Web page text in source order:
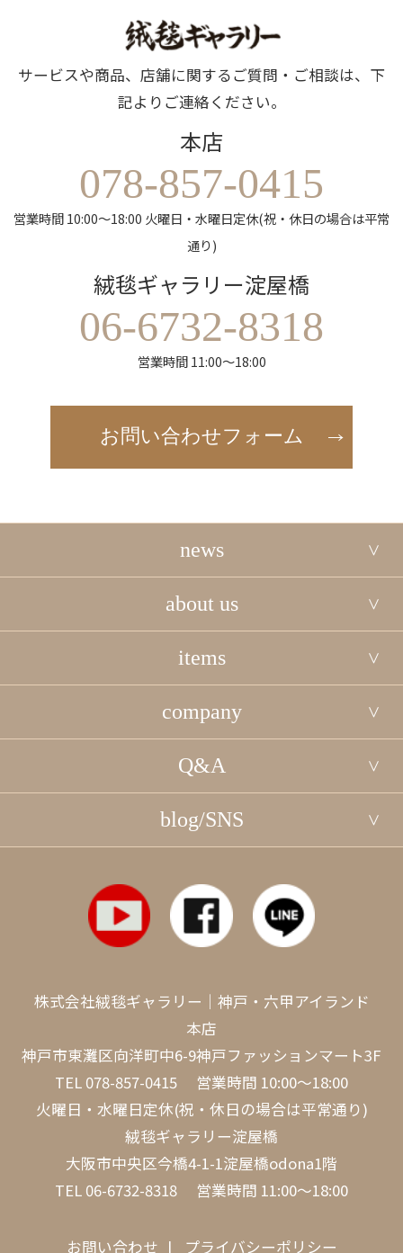
サービスや商品、店舗に関するご質問・ご相談は、下
記よりご連絡ください。
本店
078-857-0415
営業時間 10:00～18:00 火曜日・水曜日定休(祝・休日の場合は平常
通り)
絨毯ギャラリー淀屋橋
06-6732-8318
営業時間 11:00～18:00
お問い合わせフォーム
news
about us
items
company
Q&A
blog/SNS
株式会社絨毯ギャラリー｜神戸・六甲アイランド
本店
神戸市東灘区向洋町中6-9神戸ファッションマート3F
TEL 078-857-0415 営業時間 10:00～18:00
火曜日・水曜日定休(祝・休日の場合は平常通り)
絨毯ギャラリー淀屋橋
大阪市中央区今橋4-1-1淀屋橋odona1階
TEL 06-6732-8318 営業時間 11:00～18:00
お問い合わせ プライバシーポリシー